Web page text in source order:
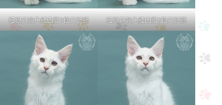
紅銀貝殼色緬因貓3個月記錄 紅銀貝殼色緬因貓3個月記錄